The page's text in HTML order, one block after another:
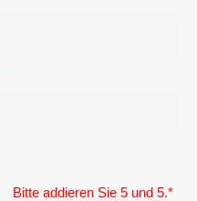
Bitte addieren Sie 5 und 5.*